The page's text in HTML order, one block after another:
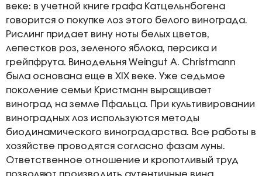
веке: в учетной книге графа Катцельнбогена
говорится о покупке лоз этого белого винограда.
Рислинг придает вину ноты белых цветов,
лепестков роз, зеленого яблока, персика и
грейпфрута. Винодельня Weingut A. Christmann
была основана еще в XIX веке. Уже седьмое
поколение семьи Кристманн выращивает
виноград на земле Пфальца. При культивировании
виноградных лоз используются методы
биодинамического виноградарства. Все работы в
хозяйстве проводятся согласно фазам луны.
Ответственное отношение и кропотливый труд